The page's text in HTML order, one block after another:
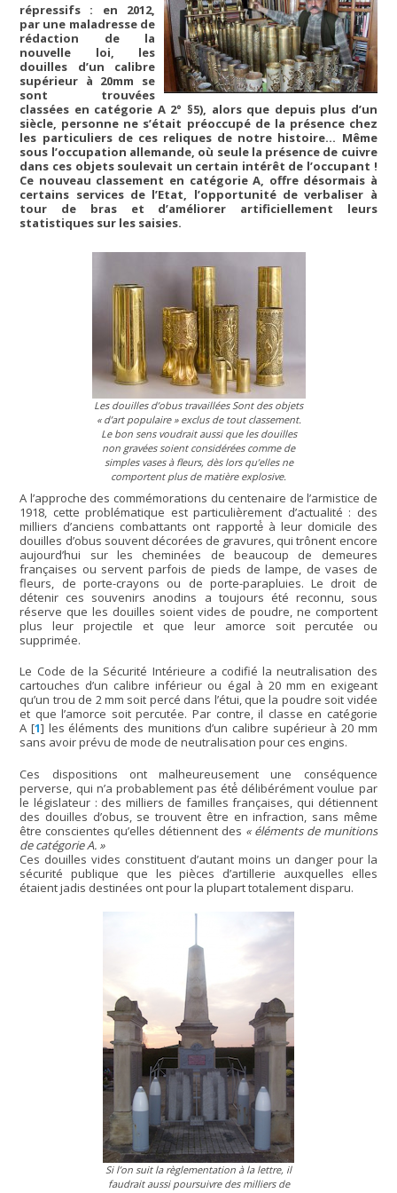
répressifs : en 2012,
par une maladresse de
rédaction de la
nouvelle loi, les
douilles d’un calibre
supérieur à 20mm se
sont trouvées
classées en catégorie A 2° §5), alors que depuis plus d’un
siècle, personne ne s’était préoccupé de la présence chez
les particuliers de ces reliques de notre histoire… Même
sous l’occupation allemande, où seule la présence de cuivre
dans ces objets soulevait un certain intérêt de l’occupant !
Ce nouveau classement en catégorie A, offre désormais à
certains services de l’Etat, l’opportunité de verbaliser à
tour de bras et d’améliorer artificiellement leurs
statistiques sur les saisies.
Les douilles d’obus travaillées Sont des objets
« d’art populaire »exclus de tout classement.
Le bon sens voudrait aussi que les douilles
non gravées soient considérées comme de
simples vases à fleurs, dès lors qu’elles ne
comportent plus de matière explosive.
A l’approche des commémorations du centenaire de l’armistice de
1918, cette problématique est particulièrement d’actualité : des
milliers d’anciens combattants ont rapporté́ à leur domicile des
douilles d’obus souvent décorées de gravures, qui trônent encore
aujourd’hui sur les cheminées de beaucoup de demeures
françaises ou servent parfois de pieds de lampe, de vases de
fleurs, de porte-crayons ou de porte-parapluies. Le droit de
détenir ces souvenirs anodins a toujours été reconnu, sous
réserve que les douilles soient vides de poudre, ne comportent
plus leur projectile et que leur amorce soit percutée ou
supprimée.
Le Code de la Sécurité Intérieure a codifié la neutralisation des
cartouches d’un calibre inférieur ou égal à 20 mm en exigeant
qu’un trou de 2 mm soit percé dans l’étui, que la poudre soit vidée
et que l’amorce soit percutée. Par contre, il classe en catégorie
A [1] les éléments des munitions d’un calibre supérieur à 20 mm
sans avoir prévu de mode de neutralisation pour ces engins.
Ces dispositions ont malheureusement une conséquence
perverse, qui n’a probablement pas été́ délibérément voulue par
le législateur : des milliers de familles françaises, qui détiennent
des douilles d’obus, se trouvent être en infraction, sans même
être conscientes qu’elles détiennent des « éléments de munitions
de catégorie A. »
Ces douilles vides constituent d’autant moins un danger pour la
sécurité publique que les pièces d’artillerie auxquelles elles
étaient jadis destinées ont pour la plupart totalement disparu.
Si l’on suit la règlementation à la lettre, il
faudrait aussi poursuivre des milliers de